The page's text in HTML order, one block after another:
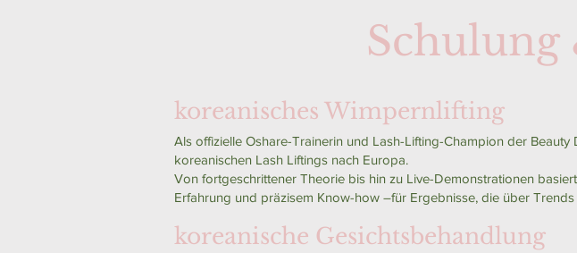
Schulung
koreanisches Wimpernlifting ​​​​​
Als offizielle Oshare-Trainerin und Lash-Lifting-Champion der
koreanischen Lash Liftings nach Europa.
Von fortgeschrittener Theorie bis hin zu Live-Demonstrationen
Erfahrung und präzisem Know-how –für Ergebnisse, die über Trends
koreanische Gesichtsbehandlung